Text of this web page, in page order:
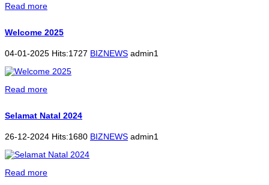
Read more
Welcome 2025
04-01-2025 Hits:1727 BIZNEWS admin1
Read more
Selamat Natal 2024
26-12-2024 Hits:1680 BIZNEWS admin1
Read more